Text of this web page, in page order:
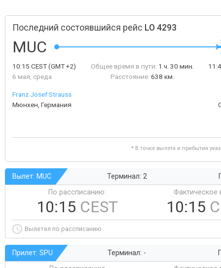
Последний состоявшийся рейс LO 4293
MUC
10:15 CEST(GMT +2)
6 мая, среда
Общее время в пути: 1 ч. 30 мин.
Расстояние: 638 км.
Franz Josef Strauss
Мюнхен, Германия
* В точке вылета и прибытия
Вылет: MUC Терминал: 2
По рассписанию:
10:15 CEST
Фактическое
10:15
Вылетел по рассписанию
Прилет: SPU Терминал: -